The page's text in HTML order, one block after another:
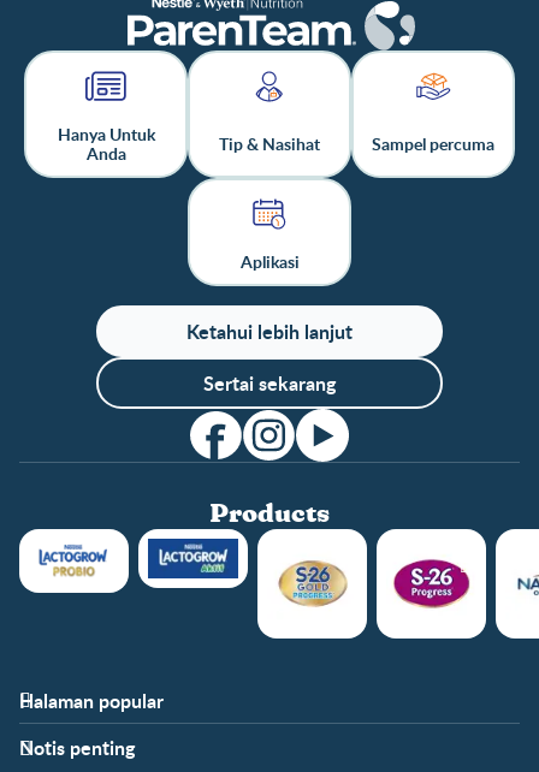
Hanya Untuk
Anda
Tip & Nasihat Sampel percuma
Aplikasi
Ketahui lebih lanjut
Sertai sekarang
Products
Halaman popular
Bantuan
Soalan Lazim
Info kelab
Notis penting